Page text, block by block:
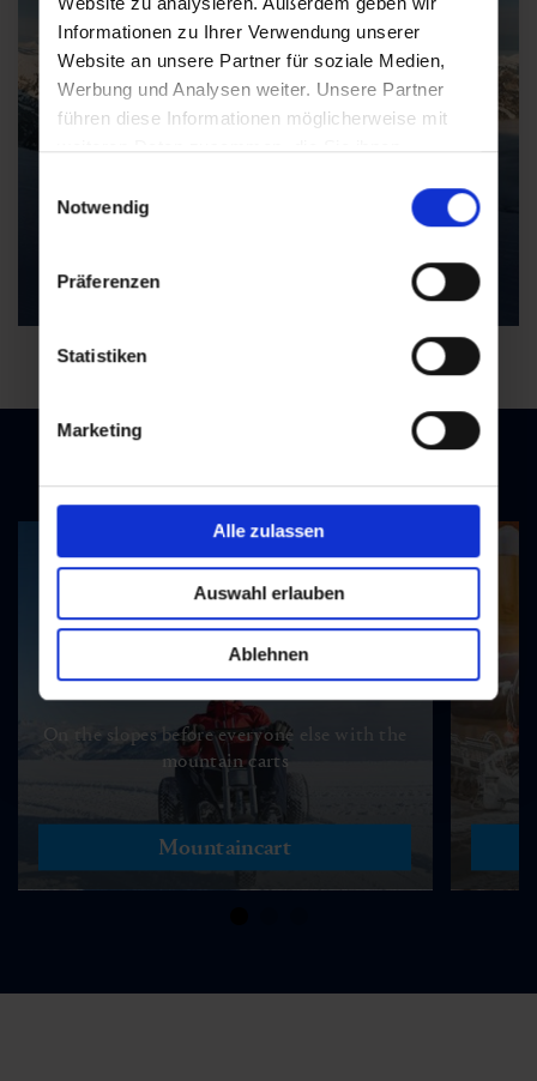
Informationen zu Ihrer Verwendung unserer
Website an unsere Partner für soziale Medien,
Werbung und Analysen weiter. Unsere Partner
führen diese Informationen möglicherweise mit
weiteren Daten zusammen, die Sie ihnen
Nutzung der Dienste gesammelt haben.
Notwendig
Präferenzen
Statistiken
Marketing
Alle zulassen
Auswahl erlauben
Ablehnen
Fast into the day
On the slopes before everyone else with the
mountain carts
Mountaincart